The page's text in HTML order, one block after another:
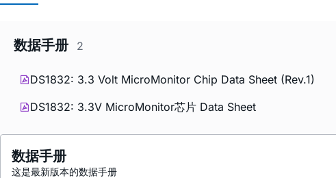
数据手册 2
DS1832: 3.3 Volt MicroMonitor Chip Data Sheet (Rev.1)
DS1832: 3.3V MicroMonitor芯片 Data Sheet
数据手册
这是最新版本的数据手册